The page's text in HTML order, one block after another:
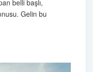
belli başlı,
Gelin bu